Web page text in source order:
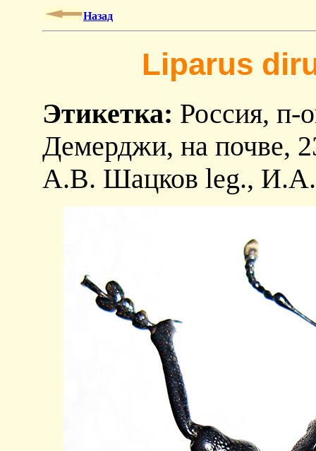
Назад
Liparus
Этикетка: Россия, п-
Демерджи, на почве,
А.В. Шацков leg., И.А.